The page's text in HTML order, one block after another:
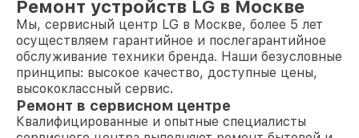
Ремонт устройств LG в Москве
Мы, сервисный центр LG в Москве, более 5 лет
осуществляем гарантийное и послегарантийное
обслуживание техники бренда. Наши безусловные
принципы: высокое качество, доступные цены,
высококлассный сервис.
Ремонт в сервисном центре
Квалифицированные и опытные специалисты